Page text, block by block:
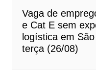
Vaga de
e Cat E sem
logística em
terça (26/08)